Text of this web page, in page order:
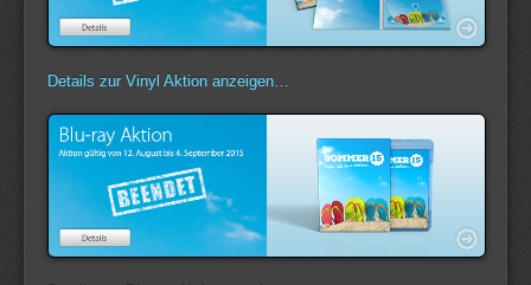
Details zur Vinyl Aktion anzeigen…